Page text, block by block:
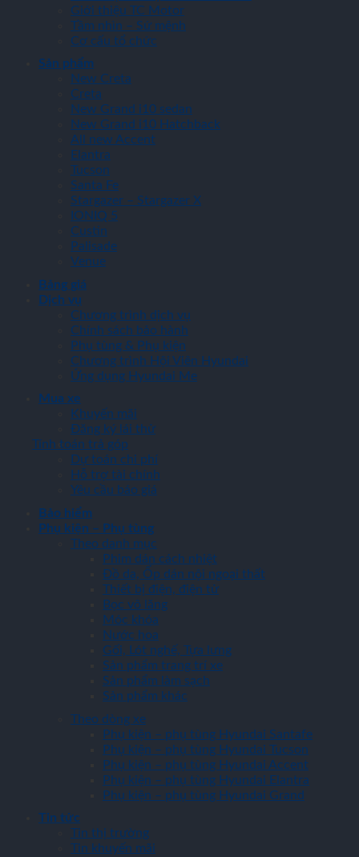
Giới thiệu TC Motor
Tầm nhìn – Sứ mệnh
Cơ cấu tổ chức
Sản phẩm
New Creta
Creta
New Grand i10 sedan
New Grand i10 Hatchback
All new Accent
Elantra
Tucson
Santa Fe
Stargazer – Stargazer X
IONIQ 5
Custin
Palisade
Venue
Bảng giá
Dịch vụ
Chương trình dịch vụ
Chính sách bảo hành
Phụ tùng & Phụ kiện
Chương trình Hội Viên Hyundai
Ứng dụng Hyundai Me
Mua xe
Khuyến mãi
Đăng ký lái thử
Tính toán trả góp
Dự toán chi phí
Hỗ trợ tài chính
Yêu cầu báo giá
Bảo hiểm
Phụ kiện – Phụ tùng
Theo danh mục
Phim dán cách nhiệt
Đồ da, Ốp dán nội ngoại thất
Thiết bị điện, điện tử
Bọc vô lăng
Móc khóa
Nước hoa
Gối, Lót nghế, Tựa lưng
Sản phẩm trang trí xe
Sản phẩm làm sạch
Sản phẩm khác
Theo dòng xe
Phụ kiện – phụ tùng Hyundai Santafe
Phụ kiện – phụ tùng Hyundai Tucson
Phụ kiện – phụ tùng Hyundai Accent
Phụ kiện – phụ tùng Hyundai Elantra
Phụ kiện – phụ tùng Hyundai Grand
Tin tức
Tin thị trường
Tin khuyến mãi